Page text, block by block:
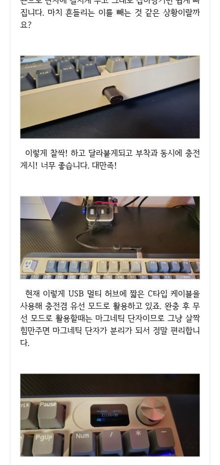
집니다. 마치 흔들리는 이를 빼는 것 같은 상황이랄까
요?
이렇게 찰싹! 하고 달라붙게되고 부착과 동시에 충전
게시! 너무 좋습니다. 대만족!
현재 이렇게 USB 멀티 허브에 짧은 C타입 케이블을
사용해 충전겸 유선 모드로 활용하고 있죠. 완충 후 무
선 모드로 활용할때는 마그네틱 단자이므로 그냥 살짝
힘만주면 마그네틱 단자가 분리가 되서 정말 편리합니
다.